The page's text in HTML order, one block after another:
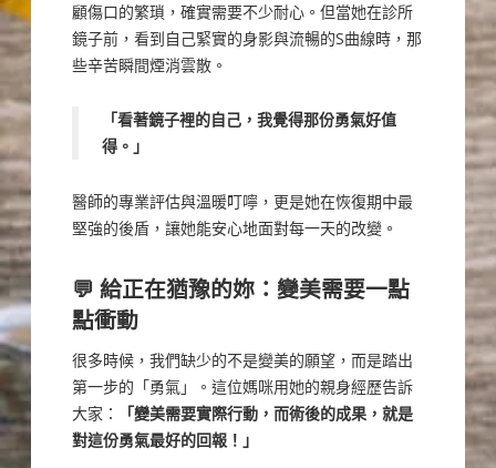
顧傷口的繁瑣，確實需要不少耐心。但當她在診所
鏡子前，看到自己緊實的身影與流暢的S曲線時，那
些辛苦瞬間煙消雲散。
「看著鏡子裡的自己，我覺得那份勇氣好值
得。」
醫師的專業評估與溫暖叮嚀，更是她在恢復期中最
堅強的後盾，讓她能安心地面對每一天的改變。
💬 給正在猶豫的妳：變美需要一點
點衝動
很多時候，我們缺少的不是變美的願望，而是踏出
第一步的「勇氣」。這位媽咪用她的親身經歷告訴
大家：
「變美需要實際行動，而術後的成果，就是
對這份勇氣最好的回報！」